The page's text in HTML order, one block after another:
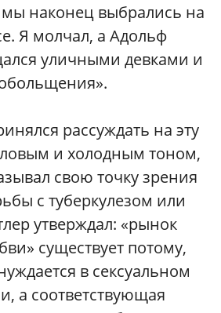
наконец выбрались на
Я молчал, а Адольф
уличными девками и
рассуждать на эту
и холодным тоном,
свою точку зрения
с туберкулезом или
утверждал: «рынок
существует потому,
в сексуальном
а соответствующая